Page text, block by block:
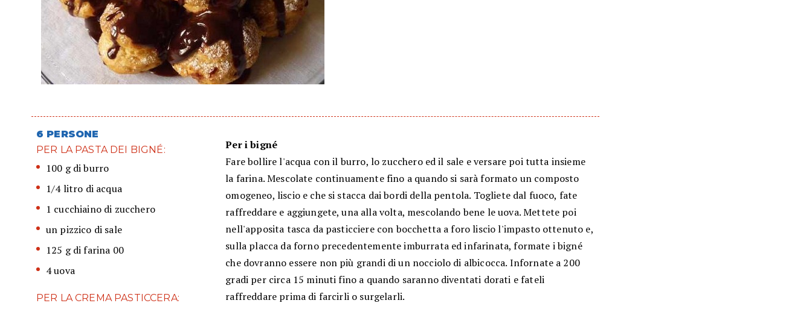
6 PERSONE
PER LA PASTA DEI BIGNÉ:
100 g di burro
1/4 litro di acqua
1 cucchiaino di zucchero
un pizzico di sale
125 g di farina 00
4 uova
PER LA CREMA PASTICCERA:
Per i bigné
Fare bollire l'acqua con il burro, lo zucchero ed il sale e versare poi tutta insieme
la farina. Mescolate continuamente fino a quando si sarà formato un composto
omogeneo, liscio e che si stacca dai bordi della pentola. Togliete dal fuoco, fate
raffreddare e aggiungete, una alla volta, mescolando bene le uova. Mettete poi
nell'apposita tasca da pasticciere con bocchetta a foro liscio l'impasto ottenuto e,
sulla placca da forno precedentemente imburrata ed infarinata, formate i bigné
che dovranno essere non più grandi di un nocciolo di albicocca. Infornate a 200
gradi per circa 15 minuti fino a quando saranno diventati dorati e fateli
raffreddare prima di farcirli o surgelarli.